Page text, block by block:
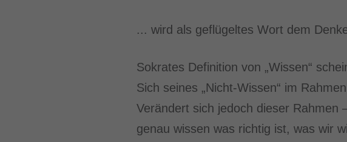
... wird als geflügeltes Wort dem
Sokrates Definition von „Wissen“
Sich seines „Nicht-Wissen“ im
Verändert sich jedoch dieser Rahmen
genau wissen was richtig ist, was wir